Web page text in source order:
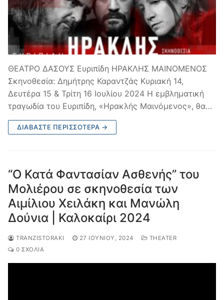
ΘΕΑΤΡΟ ΔΑΣΟΥΣ Ευριπίδη ΗΡΑΚΛΗΣ ΜΑΙΝΟΜΕΝΟΣ
Σκηνοθεσία: Δημήτρης Καραντζάς Κυριακή 14,
Δευτέρα 15 & Τρίτη 16 Ιουλίου 2024 Η εμβληματική
τραγωδία του Ευριπίδη, «Ηρακλής Μαινόμενος», θα…
ΔΙΑΒΆΣΤΕ ΠΕΡΙΣΣΌΤΕΡΑ →
“Ο Κατά Φαντασίαν Ασθενής” του
Μολιέρου σε σκηνοθεσία των
Αιμίλιου Χειλάκη και Μανώλη
Δούνια | Καλοκαίρι 2024
TRANZISTORAKI 27 ΙΟΥΝΊΟΥ, 2024
THEATER
0 ΣΧΌΛΙΑ